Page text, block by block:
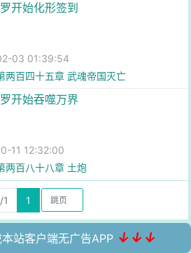
开始化形签到
03 01:39:54
两百四十五章 武魂帝国灭亡
开始吞噬万界
11 12:32:00
两百八十八章 土炮
1 1
站客户端无广告APP ↓↓↓